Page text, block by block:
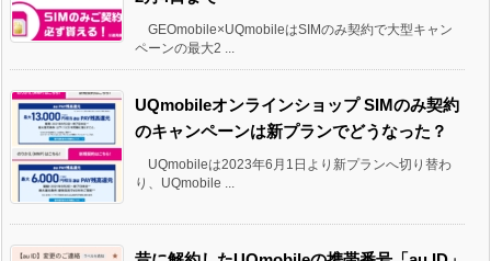
GEOmobile×UQmobileはSIMのみ契約で大型キャン
ペーンの最大2 ...
UQmobileオンラインショップ SIMのみ契約
のキャンペーンは新プランでどうなった？
UQmobileは2023年6月1日より新プランへ切り替わ
り、UQmobile ...